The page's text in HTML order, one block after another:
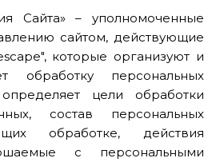
Сайта» – уполномоченные
сайтом, действующие
которые организуют и
обработку персональных
цели обработки
состав персональных
обработке, действия
с персональными